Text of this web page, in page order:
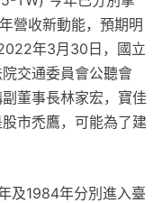
營收新動能，預期明
年3月30日，國立
交通委員會公聽會
董事長林家宏，寶佳
市禿鷹，可能為了建
及1984年分別進入臺